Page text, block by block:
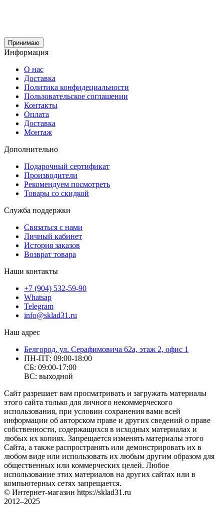
Принимаю
Информация
О нас
Доставка
Политика конфидециальности
Пользовательское соглашении
Контакты
Оплата
Доставка
Монтаж
Дополнительно
Подарочный сертификат
Производители
Рекомендуем посмотреть
Товары со скидкой
Служба поддержки
Связаться с нами
Личный кабинет
История заказов
Возврат товара
Наши контакты
+7 (904) 532-59-90
Whatsap
Telegram
info@sklad31.ru
Наш адрес
Белгород, ул. Серафимовича 62а, этаж 2, офис 1
ПН-ПТ: 09:00-18:00
СБ: 09:00-17:00
ВС: выходной
Сайт разрешает вам просматривать и загружать материалы
этого сайта только для личного некоммерческого
использования, при условии сохранения вами всей
информации об авторском праве и других сведений о праве
собственности, содержащихся в исходных материалах и
любых их копиях. Запрещается изменять материалы этого
Сайта, а также распространять или демонстрировать их в
любом виде или использовать их любым другим образом для
общественных или коммерческих целей. Любое
использование этих материалов на других сайтах или в
компьютерных сетях запрещается.
© Интернет-магазин https://sklad31.ru
2012–2025